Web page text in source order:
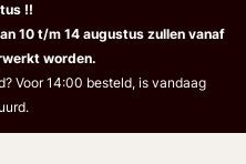
!!
10 t/m 14 augustus zullen vanaf
worden.
Voor 14:00 besteld, is vandaag